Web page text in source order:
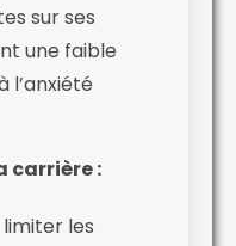
sur ses
une faible
l’anxiété
carrière :
limiter les